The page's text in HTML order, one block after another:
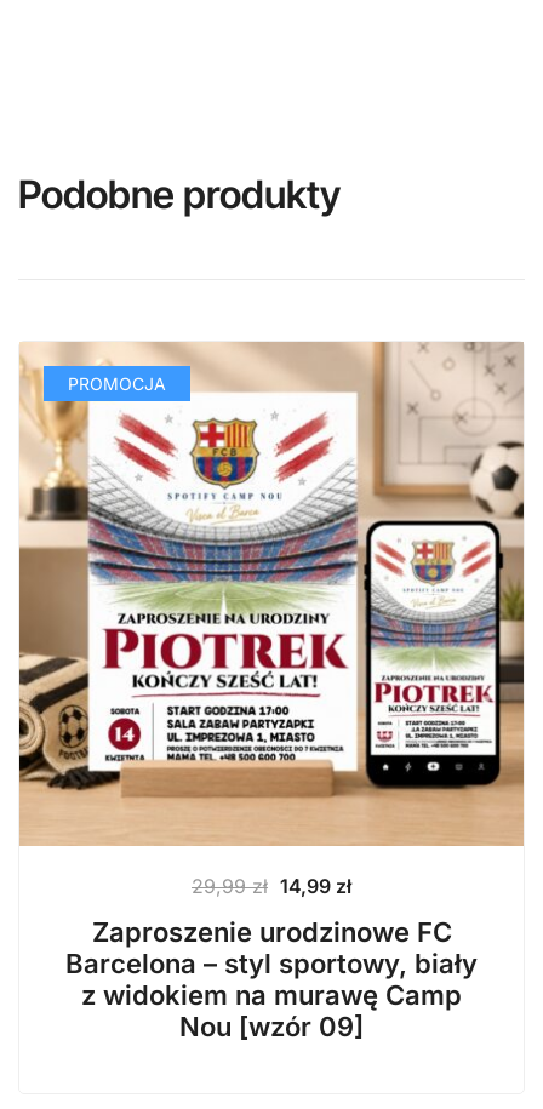
Podobne produkty
PROMOCJA
29,99zł Pierwotna
cena
wynosiła:
29,99 zł.
14,99 złAktualna
wynosi:
14,99 zł.
Zaproszenie urodzinowe FC
Barcelona – styl sportowy, biały
z widokiem na murawę Camp
Nou [wzór 09]